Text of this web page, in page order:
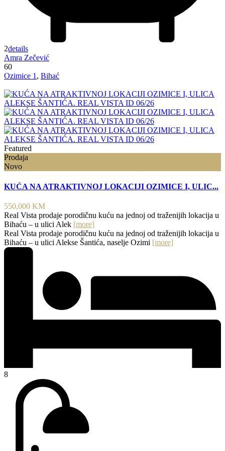
2details
Amra Zečević
60
Ozimice 1, Bihać
Featured
Prodaja
Novo
KUĆA NA ATRAKTIVNOJ LOKACIJI OZIMICE I, ULIC...
550,000 KM
Real Vista prodaje porodičnu kuću na jednoj od traženijih lokacija u
Bihaću – u ulici Alek [more]
Real Vista prodaje porodičnu kuću na jednoj od traženijih lokacija u
Bihaću – u ulici Alekse Šantića, naselje Ozimi [more]
8